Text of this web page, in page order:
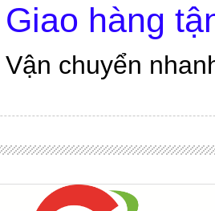
Giao hàng
Vận chuyển